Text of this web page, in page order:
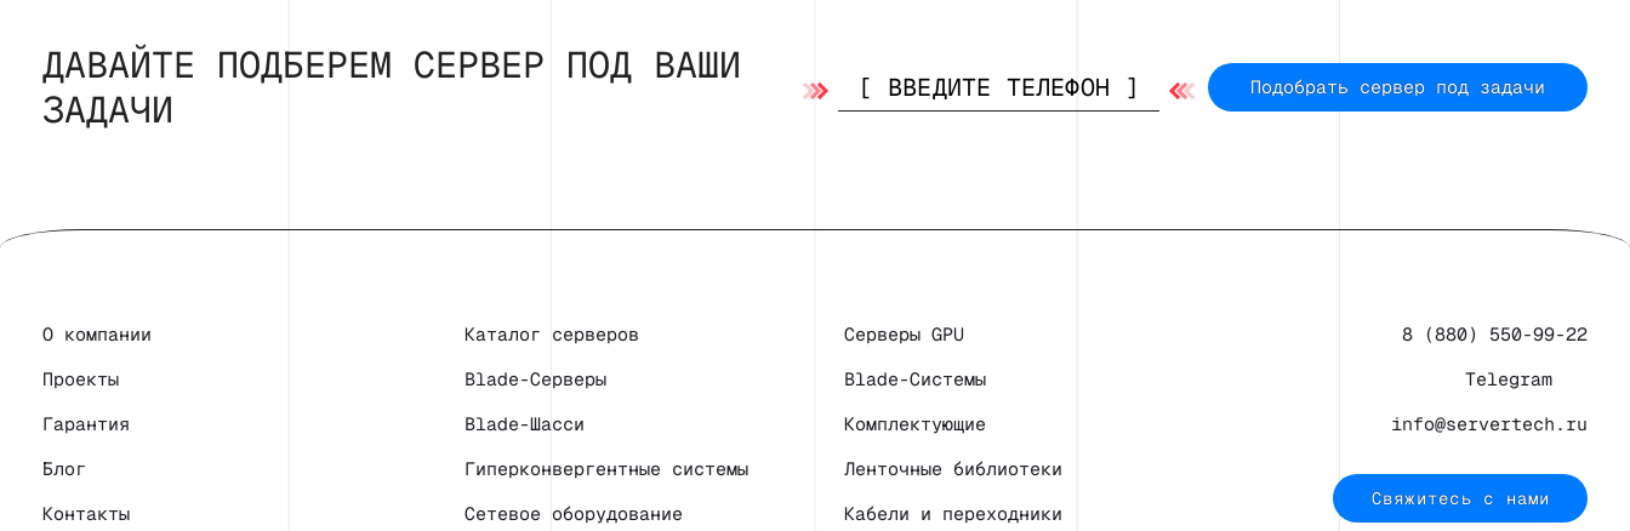
ДАВАЙТЕ ПОДБЕРЕМ СЕРВЕР ПОД ВАШИ
ЗАДАЧИ
Подобрать сервер под задачи
О компании
Проекты
Гарантия
Блог
Контакты
Каталог серверов
Серверы GPU
Blade-Серверы
Blade-Системы
Blade-Шасси
Комплектующие
Гиперконвергентные системы
Ленточные библиотеки
Сетевое оборудование
Кабели и переходники
8 (880) 550-99-22
Telegram
info@servertech.ru
Свяжитесь с нами